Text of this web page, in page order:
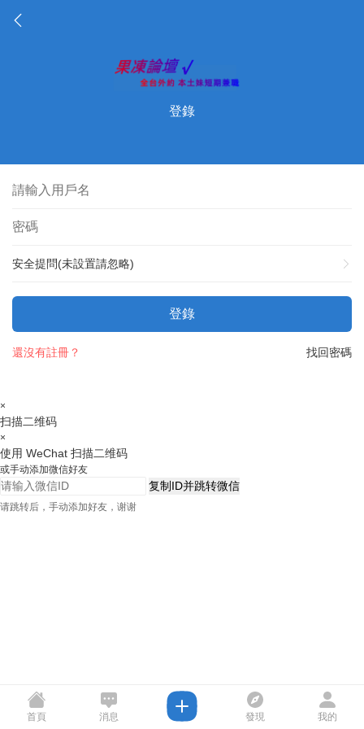
登錄
安全提問(未設置請忽略)
登錄
找回密碼
還沒有註冊？
×
扫描二维码
×
使用 WeChat 扫描二维码
或手动添加微信好友
复制ID并跳转微信
请跳转后，手动添加好友，谢谢
首頁 消息 發現 我的